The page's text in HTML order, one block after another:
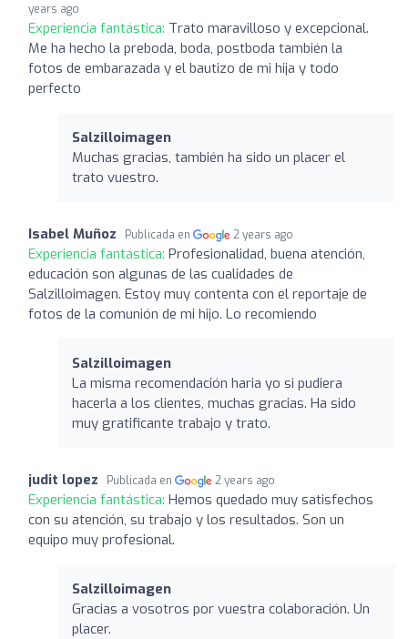
years ago
Experiencia fantástica: Trato maravilloso y excepcional.
Me ha hecho la preboda, boda, postboda también la
fotos de embarazada y el bautizo de mi hija y todo
perfecto
Salzilloimagen
Muchas gracias, también ha sido un placer el
trato vuestro.
Isabel Muñoz Publicada en 2 years ago
Experiencia fantástica: Profesionalidad, buena atención,
educación son algunas de las cualidades de
Salzilloimagen. Estoy muy contenta con el reportaje de
fotos de la comunión de mi hijo. Lo recomiendo
Salzilloimagen
La misma recomendación haria yo si pudiera
hacerla a los clientes, muchas gracias. Ha sido
muy gratificante trabajo y trato.
judit lopez Publicada en 2 years ago
Experiencia fantástica: Hemos quedado muy satisfechos
con su atención, su trabajo y los resultados. Son un
equipo muy profesional.
Salzilloimagen
Gracias a vosotros por vuestra colaboración. Un
placer.